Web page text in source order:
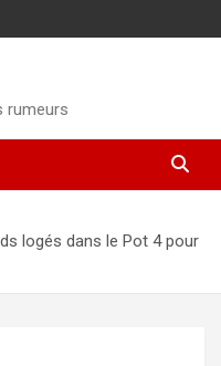
rumeurs
logés dans le Pot 4 pour